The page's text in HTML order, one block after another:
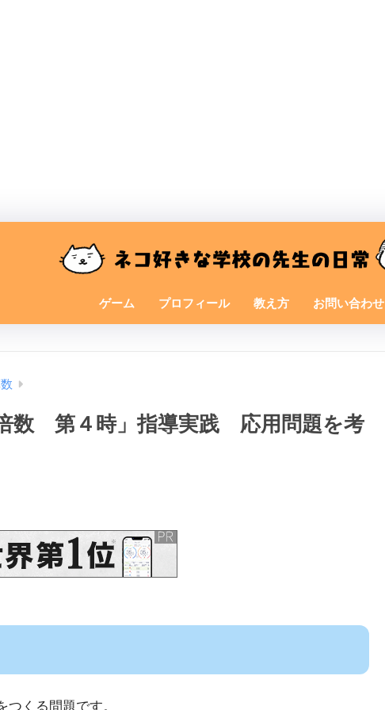
ゲーム プロフィール 教え方 お問い合わせ
数 第４時」指導実践 応用問題を考
くる問題です。